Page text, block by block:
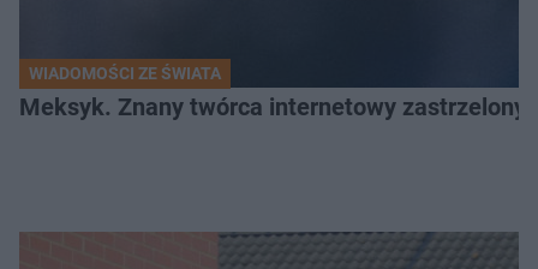
WIADOMOŚCI ZE ŚWIATA
Meksyk. Znany twórca internetowy zastrzelony